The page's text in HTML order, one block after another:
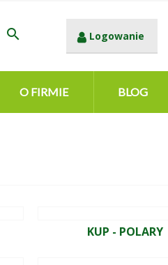
search Logowanie
O FIRMIE BLOG
KUP - POLARY